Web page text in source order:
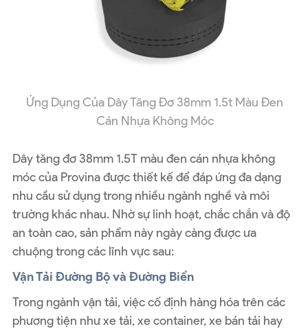
Ứng Dụng Của Dây Tăng Đơ 38mm 1.5t Màu Đen
Cán Nhựa Không Móc
Dây tăng đơ 38mm 1.5T màu đen cán nhựa không
móc của Provina được thiết kế để đáp ứng đa dạng
nhu cầu sử dụng trong nhiều ngành nghề và môi
trường khác nhau. Nhờ sự linh hoạt, chắc chắn và độ
an toàn cao, sản phẩm này ngày càng được ưa
chuộng trong các lĩnh vực sau:
Vận Tải Đường Bộ và Đường Biển
Trong ngành vận tải, việc cố định hàng hóa trên các
phương tiện như xe tải, xe container, xe bán tải hay